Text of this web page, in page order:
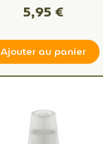
5,95 €
Ajouter au panier